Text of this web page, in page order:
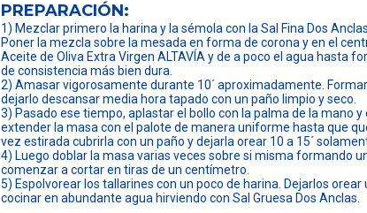
PREPARACIÓN:
1) Mezclar primero la harina y la sémola con la Sal Fina Dos
Poner la mezcla sobre la mesada en forma de corona y en el
Aceite de Oliva Extra Virgen ALTAVÍA y de a poco el agua hasta
de consistencia más bien dura.
2) Amasar vigorosamente durante 10´ aproximadamente.
dejarlo descansar media hora tapado con un paño limpio y seco.
3) Pasado ese tiempo, aplastar el bollo con la palma de la mano
extender la masa con el palote de manera uniforme hasta que
vez estirada cubrirla con un paño y dejarla orear 10 a 15´
4) Luego doblar la masa varias veces sobre si misma formando
comenzar a cortar en tiras de un centímetro.
5) Espolvorear los tallarines con un poco de harina. Dejarlos orear
cocinar en abundante agua hirviendo con Sal Gruesa Dos Anclas.